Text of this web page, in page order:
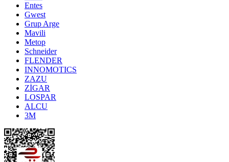
Entes
Gwest
Grup Arge
Mavili
Metop
Schneider
FLENDER
INNOMOTICS
ZAZU
ZİGAR
LOSPAR
ALCU
3M